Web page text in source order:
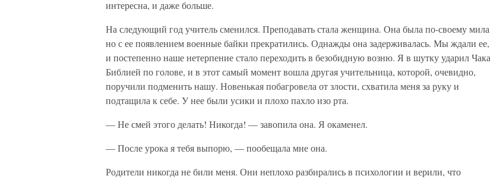
интересна, и даже больше.
На следующий год учитель сменился. Преподавать стала женщина. Она была по-своему
но с ее появлением военные байки прекратились. Однажды она задерживалась. Мы ждали ее,
и постепенно наше нетерпение стало переходить в безобидную возню. Я в шутку ударил Чака
Библией по голове, и в этот самый момент вошла другая учительница, которой, очевидно,
поручили подменить нашу. Новенькая побагровела от злости, схватила меня за руку и
подтащила к себе. У нее были усики и плохо пахло изо рта.
— Не смей этого делать! Никогда! — завопила она. Я окаменел.
— После урока я тебя выпорю, — пообещала мне она.
Родители никогда не били меня. Они неплохо разбирались в психологии и верили, что